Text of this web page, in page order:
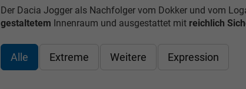
Der Dacia Jogger als Nachfolger vom Dokker und vom
gestaltetem Innenraum und ausgestattet mit reichlich
Alle Extreme Weitere Expression